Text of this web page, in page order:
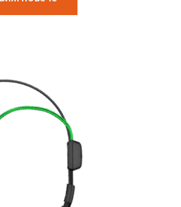
chosen
on